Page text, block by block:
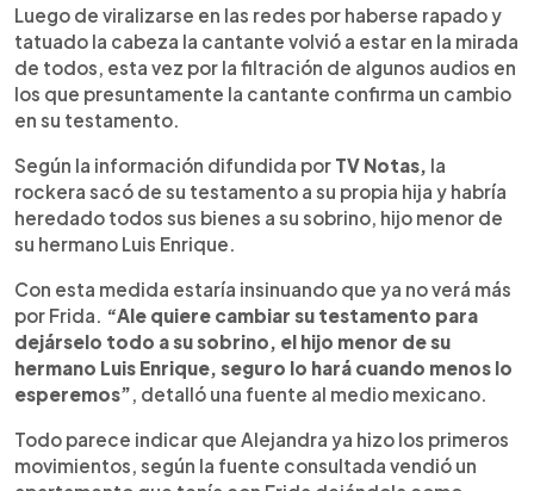
Luego de viralizarse en las redes por haberse rapado y
tatuado la cabeza la cantante volvió a estar en la mirada
de todos, esta vez por la filtración de algunos audios en
los que presuntamente la cantante confirma un cambio
en su testamento.
Según la información difundida por TV Notas, la
rockera sacó de su testamento a su propia hija y habría
heredado todos sus bienes a su sobrino, hijo menor de
su hermano Luis Enrique.
Con esta medida estaría insinuando que ya no verá más
por Frida. “Ale quiere cambiar su testamento para
dejárselo todo a su sobrino, el hijo menor de su
hermano Luis Enrique, seguro lo hará cuando menos lo
esperemos”, detalló una fuente al medio mexicano.
Todo parece indicar que Alejandra ya hizo los primeros
movimientos, según la fuente consultada vendió un